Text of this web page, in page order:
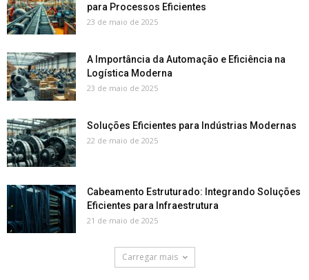
para Processos Eficientes
23 de maio de 2025
A Importância da Automação e Eficiência na
Logística Moderna
23 de maio de 2025
Soluções Eficientes para Indústrias Modernas
22 de maio de 2025
Cabeamento Estruturado: Integrando Soluções
Eficientes para Infraestrutura
21 de maio de 2025
Carregar mais